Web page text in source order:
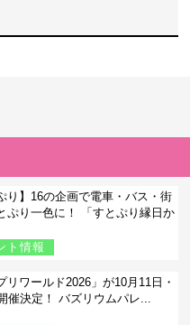
り】16の企画で電車・バス・街
ぷり一色に！ 「すとぷり縁日か
ト情報
リワールド2026」が10月11日・
催決定！ バズリウムパレ...